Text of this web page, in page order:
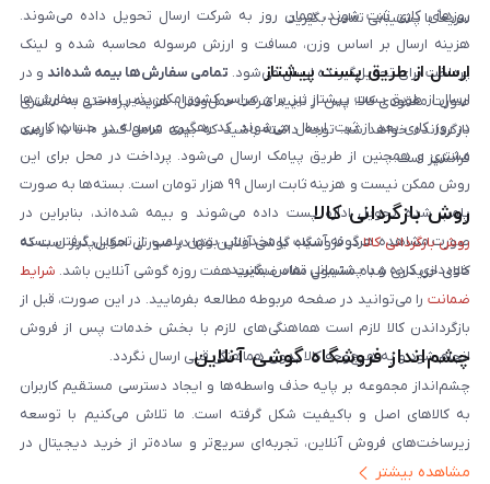
سریعاً با پشتیبانی تماس بگیرید.
روزهای کاری ثبت شوند، همان روز به شرکت ارسال تحویل داده می‌شوند.
هزینه ارسال بر اساس وزن، مسافت و ارزش مرسوله محاسبه شده و لینک
پرداخت برای تحویل‌گیرنده ارسال می‌شود. تمامی سفارش‌ها بیمه شده‌اند و در
صورت مفقودی کالا، پس از تایید شرکت حمل‌ونقل، هزینه پرداختی به مشتری
بازگردانده خواهد شد. توجه داشته باشید که بیمه شامل کسر ۱۰ تا ۱۵ درصد
فرانشیز است.
ارسال از طریق پست پیشتاز
ارسال از طریق پست پیشتاز نیز برای سراسر کشور امکان‌پذیر است و سفارش‌ها
در روز کاری بعد از ثبت، ارسال می‌شوند. کد رهگیری مرسوله در حساب کاربری
مشتری و همچنین از طریق پیامک ارسال می‌شود. پرداخت در محل برای این
روش ممکن نیست و هزینه ثابت ارسال ۹۹ هزار تومان است. بسته‌ها به صورت
پلمپ شده تحویل اداره پست داده می‌شوند و بیمه شده‌اند، بنابراین در
صورت مشاهده هرگونه آسیب یا مخدوش بودن پلمپ، از تحویل گرفتن بسته
خودداری کرده و با پشتیبانی تماس بگیرید.
روش بازگردانی کالا
روش بازگردانی کالادر فروشگاه گوشی آنلاین تنها در صورتی امکان‌پذیر است که
کالای خریداری شده مشمول مفاد ضمانت هفت روزه گوشی آنلاین باشد. شرایط
ضمانت را می‌توانید در صفحه مربوطه مطالعه بفرمایید. در این صورت، قبل از
بازگرداندن کالا لازم است هماهنگی‌های لازم با بخش خدمات پس از فروش
انجام شود و به هیچ‌وجه کالا بدون هماهنگی قبلی ارسال نگردد.
چشم‌انداز فروشگاه گوشی آنلاین
چشم‌انداز مجموعه بر پایه حذف واسطه‌ها و ایجاد دسترسی مستقیم کاربران
به کالاهای اصل و باکیفیت شکل گرفته است. ما تلاش می‌کنیم با توسعه
زیرساخت‌های فروش آنلاین، تجربه‌ای سریع‌تر و ساده‌تر از خرید دیجیتال در
ایران ارائه دهیم. تبدیل‌شدن به مرجعی قابل اعتماد برای خرید کالای دیجیتال،
مشاهده بیشتر